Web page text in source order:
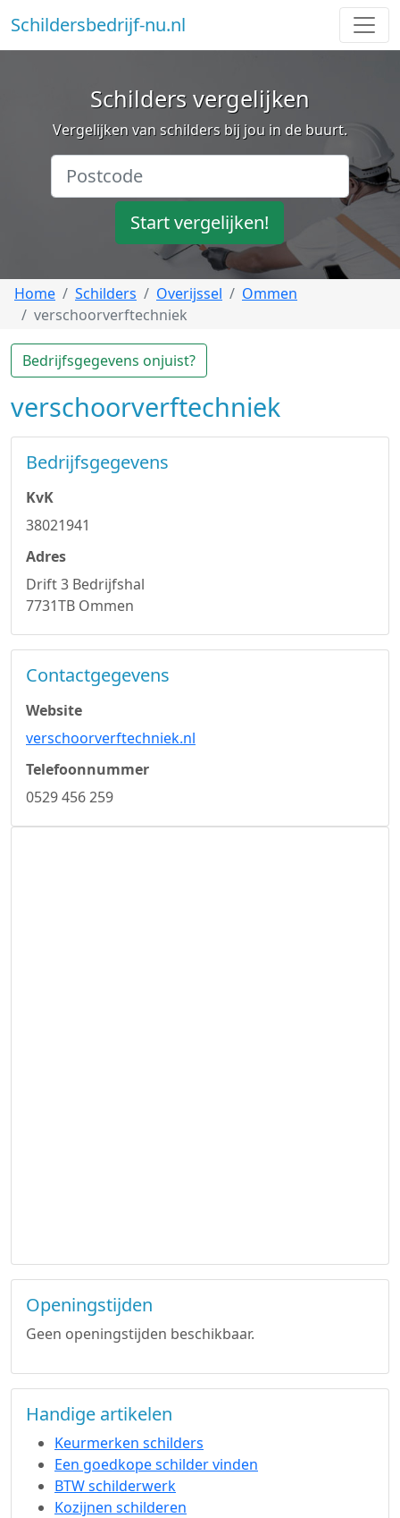
Schildersbedrijf-nu.nl
Schilders vergelijken
Vergelijken van schilders bij jou in de buurt.
Start vergelijken!
Home Schilders Overijssel
Ommen
verschoorverftechniek
Bedrijfsgegevens onjuist?
verschoorverftechniek
Bedrijfsgegevens
KvK
38021941
Adres
Drift 3 Bedrijfshal
7731TB Ommen
Contactgegevens
Website
verschoorverftechniek.nl
Telefoonnummer
0529 456 259
Openingstijden
Geen openingstijden beschikbaar.
Handige artikelen
Keurmerken schilders
Een goedkope schilder vinden
BTW schilderwerk
Kozijnen schilderen